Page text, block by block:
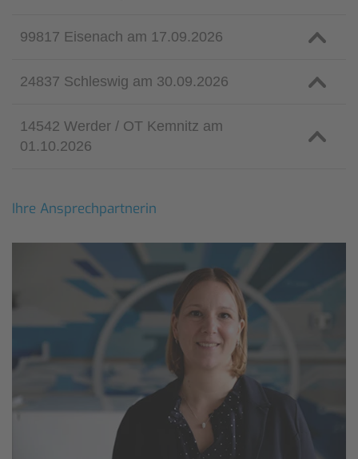
99817 Eisenach am 17.09.2026
24837 Schleswig am 30.09.2026
14542 Werder / OT Kemnitz am
01.10.2026
Ihre Ansprechpartnerin